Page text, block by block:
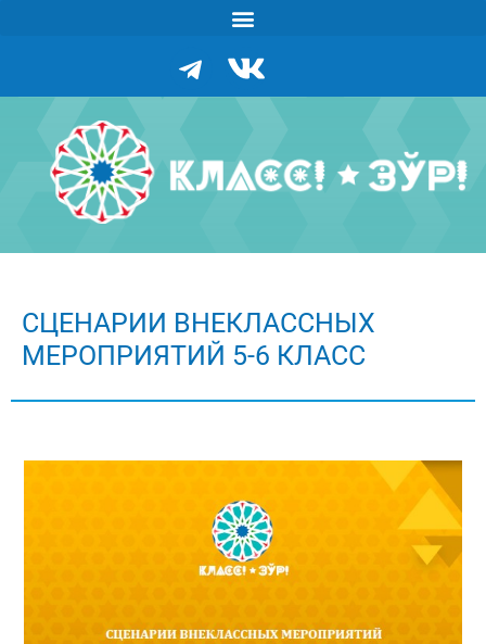
СЦЕНАРИИ ВНЕКЛАССНЫХ
МЕРОПРИЯТИЙ 5-6 КЛАСС